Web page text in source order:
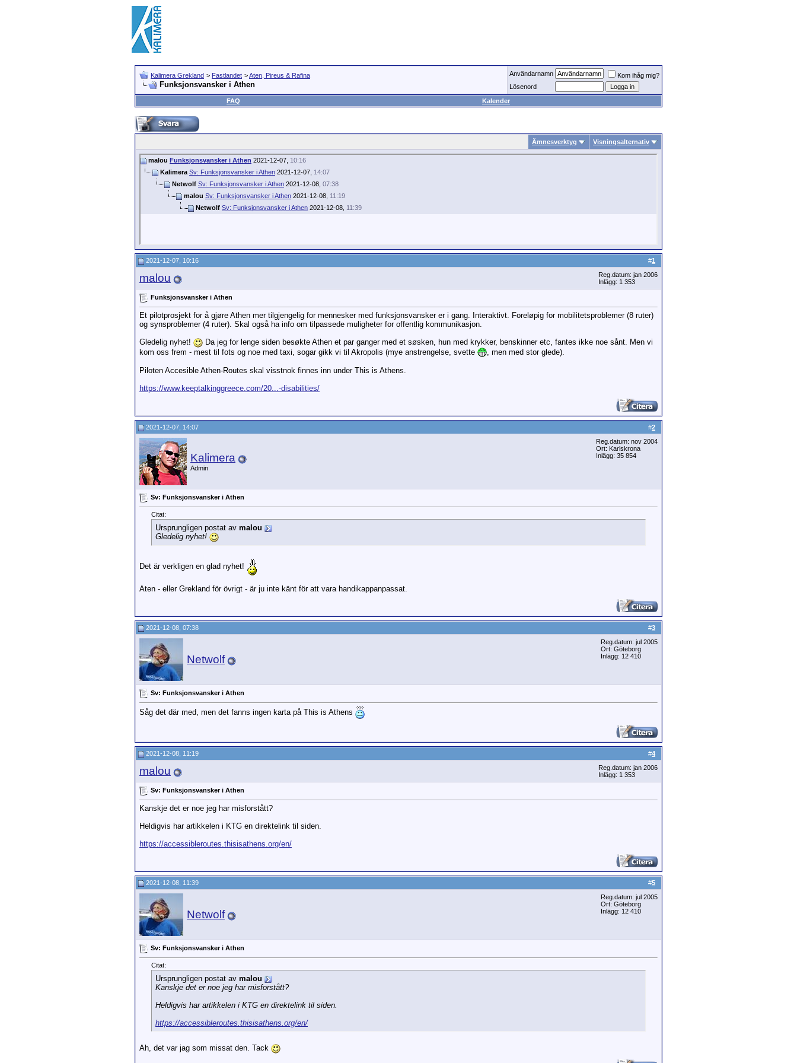
Kalimera Grekland > Fastlandet >Aten, Pireus & Rafina
Funksjonsvansker i Athen
Användarnamn
Kom ihåg mig?
Lösenord
FAQ
Kalender
Ämnesverktyg Visningsalternativ
malou Funksjonsvansker i Athen 2021-12-07, 10:16
Kalimera Sv: Funksjonsvansker i Athen 2021-12-07, 14:07
Netwolf Sv: Funksjonsvansker i Athen 2021-12-08, 07:38
malou Sv: Funksjonsvansker i Athen 2021-12-08, 11:19
Netwolf Sv: Funksjonsvansker i Athen 2021-12-08, 11:39
#1
2021-12-07, 10:16
malou
Reg.datum: jan 2006
Inlägg: 1 353
Funksjonsvansker i Athen
Et pilotprosjekt for å gjøre Athen mer tilgjengelig for mennesker med funksjonsvansker er i gang. Interaktivt. Foreløpig for mobilitetsproblemer (8 ruter)
og synsproblemer (4 ruter). Skal også ha info om tilpassede muligheter for offentlig kommunikasjon.
Gledelig nyhet!
Da jeg for lenge siden besøkte Athen et par ganger med et søsken, hun med krykker, benskinner etc, fantes ikke noe sånt. Men vi
kom oss frem - mest til fots og noe med taxi, sogar gikk vi til Akropolis (mye anstrengelse, svette
, men med stor glede).
Piloten Accesible Athen-Routes skal visstnok finnes inn under This is Athens.
https://www.keeptalkinggreece.com/20...-disabilities/
#2
2021-12-07, 14:07
Kalimera
Admin
Reg.datum: nov 2004
Ort: Karlskrona
Inlägg: 35 854
Sv: Funksjonsvansker i Athen
Citat:
Ursprungligen postat av malou
Gledelig nyhet!
Det är verkligen en glad nyhet!
Aten - eller Grekland för övrigt - är ju inte känt för att vara handikappanpassat.
#3
2021-12-08, 07:38
Netwolf
Reg.datum: jul 2005
Ort: Göteborg
Inlägg: 12 410
Sv: Funksjonsvansker i Athen
Såg det där med, men det fanns ingen karta på This is Athens
#4
2021-12-08, 11:19
malou
Reg.datum: jan 2006
Inlägg: 1 353
Sv: Funksjonsvansker i Athen
Kanskje det er noe jeg har misforstått?
Heldigvis har artikkelen i KTG en direktelink til siden.
https://accessibleroutes.thisisathens.org/en/
#5
2021-12-08, 11:39
Netwolf
Reg.datum: jul 2005
Ort: Göteborg
Inlägg: 12 410
Sv: Funksjonsvansker i Athen
Citat:
Ursprungligen postat av malou
Kanskje det er noe jeg har misforstått?
Heldigvis har artikkelen i KTG en direktelink til siden.
https://accessibleroutes.thisisathens.org/en/
Ah, det var jag som missat den. Tack